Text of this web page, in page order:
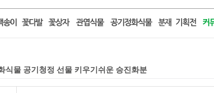
식물 공기청정 선물 키우기쉬운 승진화분